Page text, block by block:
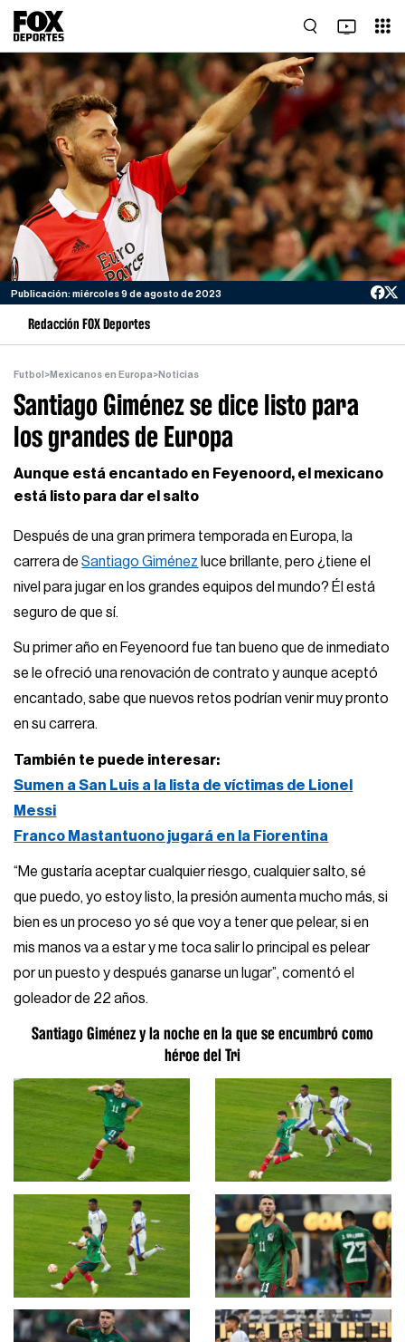
Publicación: miércoles 9 de agosto de 2023
Redacción FOX Deportes
Futbol >Mexicanos en Europa>Noticias
Santiago Giménez se dice listo para
los grandes de Europa
Aunque está encantado en Feyenoord, el mexicano
está listo para dar el salto
Después de una gran primera temporada en Europa, la
carrera deSantiago Giménez luce brillante, pero ¿tiene el
nivel para jugar en los grandes equipos del mundo? Él está
seguro de que sí.
Su primer año en Feyenoord fue tan bueno que de inmediato
se le ofreció una renovación de contrato y aunque aceptó
encantado, sabe que nuevos retos podrían venir muy pronto
en su carrera.
También te puede interesar:
Sumen a San Luis a la lista de víctimas de Lionel
Messi
Franco Mastantuono jugará en la Fiorentina
“Me gustaría aceptar cualquier riesgo, cualquier salto, sé
que puedo, yo estoy listo, la presión aumenta mucho más, si
bien es un proceso yo sé que voy a tener que pelear, si en
mis manos va a estar y me toca salir lo principal es pelear
por un puesto y después ganarse un lugar”, comentó el
goleador de 22 años.
Santiago Giménez y la noche en la que se encumbró como
héroe del Tri